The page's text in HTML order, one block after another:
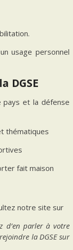
usage personnel
DGSE
pays et la défense
thématiques
fait maison
notre site sur
d’en parler à votre
la DGSE sur